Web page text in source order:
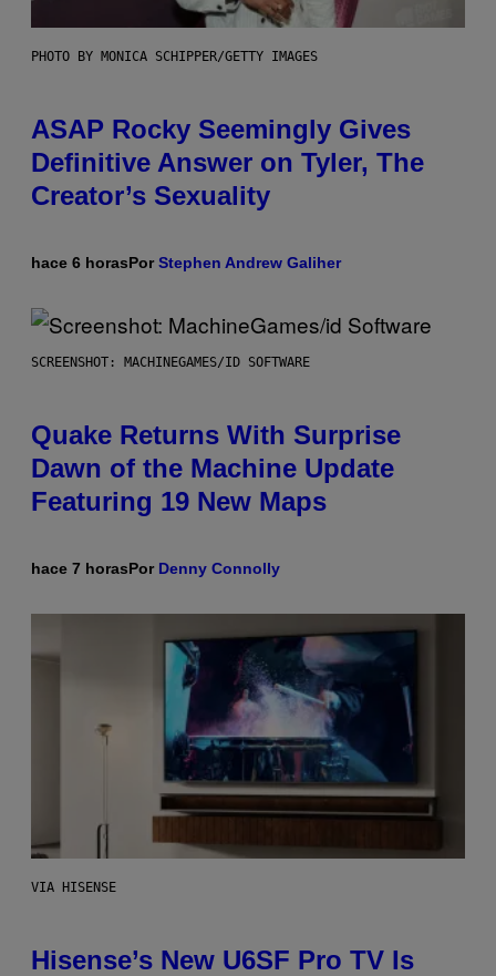
PHOTO BY MONICA SCHIPPER/GETTY IMAGES
ASAP Rocky Seemingly Gives
Definitive Answer on Tyler, The
Creator’s Sexuality
hace 6 horasPorStephen Andrew Galiher
SCREENSHOT: MACHINEGAMES/ID SOFTWARE
Quake Returns With Surprise
Dawn of the Machine Update
Featuring 19 New Maps
hace 7 horasPor Denny Connolly
VIA HISENSE
Hisense’s New U6SF Pro TV Is